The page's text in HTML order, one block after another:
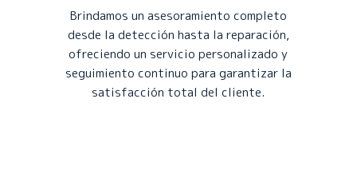
Brindamos un asesoramiento completo
desde la detección hasta la reparación,
ofreciendo un servicio personalizado y
seguimiento continuo para garantizar la
satisfacción total del cliente.